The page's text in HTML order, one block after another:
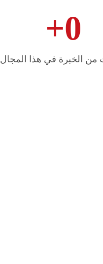
من الخبرة في هذا المجال
0
+